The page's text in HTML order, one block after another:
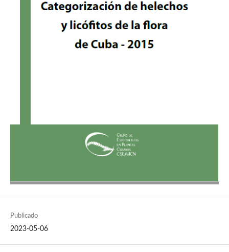
Publicado
2023-05-06